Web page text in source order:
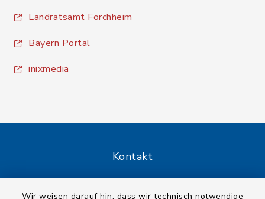
Wir weisen darauf hin, dass wir technisch notwendige
Landratsamt Forchheim
Bayern Portal
inixmedia
Kontakt